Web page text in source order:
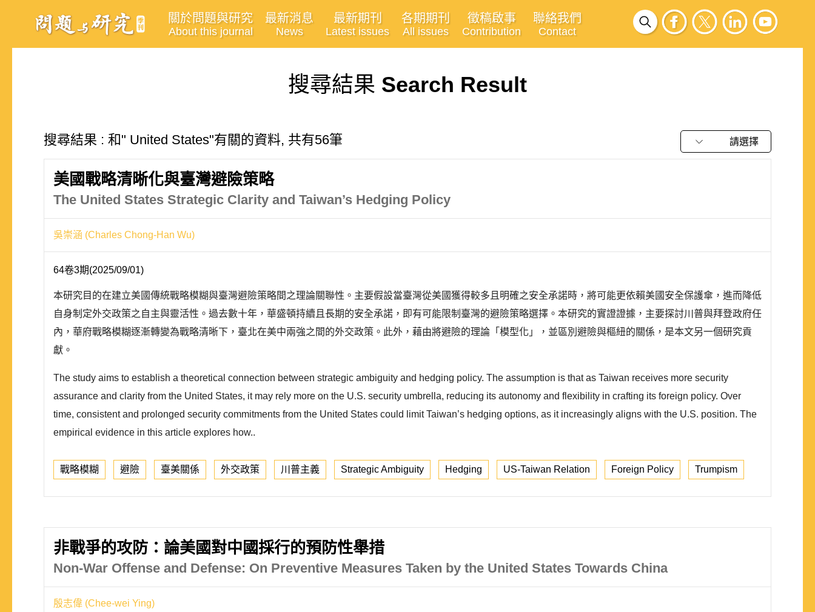
關於問題與研究
About this journal
最新消息
News
最新期刊
Latest issues
各期期刊
All issues
徵稿啟事
Contribution
聯絡我們
Contact
搜尋結果 Search Result
搜尋結果 : 和" United States"有關的資料, 共有56筆 請選擇
美國戰略清晰化與臺灣避險策略
The United States Strategic Clarity and Taiwan’s Hedging Policy
吳崇涵 (Charles Chong-Han Wu)
64卷3期(2025/09/01)
本研究目的在建立美國傳統戰略模糊與臺灣避險策略間之理論關聯性。主要假設當臺灣從美國獲得較多且明確之安全承諾時，將可能更依賴美國安全保護傘，進而降低
自身制定外交政策之自主與靈活性。過去數十年，華盛頓持續且長期的安全承諾，即有可能限制臺灣的避險策略選擇。本研究的實證證據，主要探討川普與拜登政府任
內，華府戰略模糊逐漸轉變為戰略清晰下，臺北在美中兩強之間的外交政策。此外，藉由將避險的理論「模型化」，並區別避險與樞紐的關係，是本文另一個研究貢
獻。
The study aims to establish a theoretical connection between strategic ambiguity and hedging policy. The assumption is that as Taiwan receives more security
assurance and clarity from the United States, it may rely more on the U.S. security umbrella, reducing its autonomy and flexibility in crafting its foreign policy. Over
time, consistent and prolonged security commitments from the United States could limit Taiwan’s hedging options, as it increasingly aligns with the U.S. position. The
empirical evidence in this article explores how..
戰略模糊 避險 臺美關係 外交政策 川普主義 Strategic Ambiguity Hedging US-Taiwan Relation Foreign Policy Trumpism
非戰爭的攻防：論美國對中國採行的預防性舉措
Non-War Offense and Defense: On Preventive Measures Taken by the United States Towards China
殷志偉 (Chee-wei Ying)